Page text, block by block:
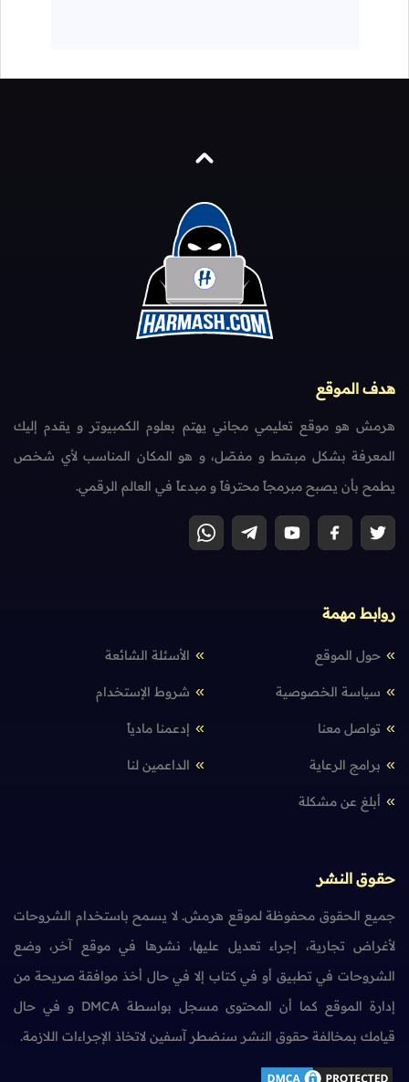
هدف الموقع
هرمش هو موقع تعليمي مجاني يهتم بعلوم الكمبيوتر و يقدم إليك
المعرفة بشكل مبسّط و مفصّل، و هو المكان المناسب لأي شخص
يطمح بأن يصبح مبرمجاً محترفاً و مبدعاً في العالم الرقمي.
روابط مهمة
حول الموقع الأسئلة الشائعة
سياسة الخصوصية شروط الإستخدام
تواصل معنا إدعمنا مادياً
برامج الرعاية الداعمين لنا
أبلغ عن مشكلة
حقوق النشر
جميع الحقوق محفوظة لموقع هرمش. لا يسمح باستخدام الشروحات
لأغراض تجارية، إجراء تعديل عليها، نشرها في موقع آخر، وضع
الشروحات في تطبيق أو في كتاب إلا في حال أخذ موافقة صريحة من
إدارة الموقع كما أن المحتوى مسجل بواسطة DMCA و في حال
قيامك بمخالفة حقوق النشر سنضطر آسفين لاتخاذ الإجراءات اللازمة.